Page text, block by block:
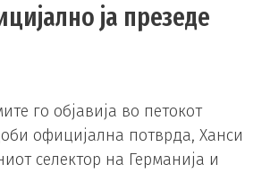
ја презеде
го објавија во петокот
официјална потврда, Ханси
селектор на Германија и